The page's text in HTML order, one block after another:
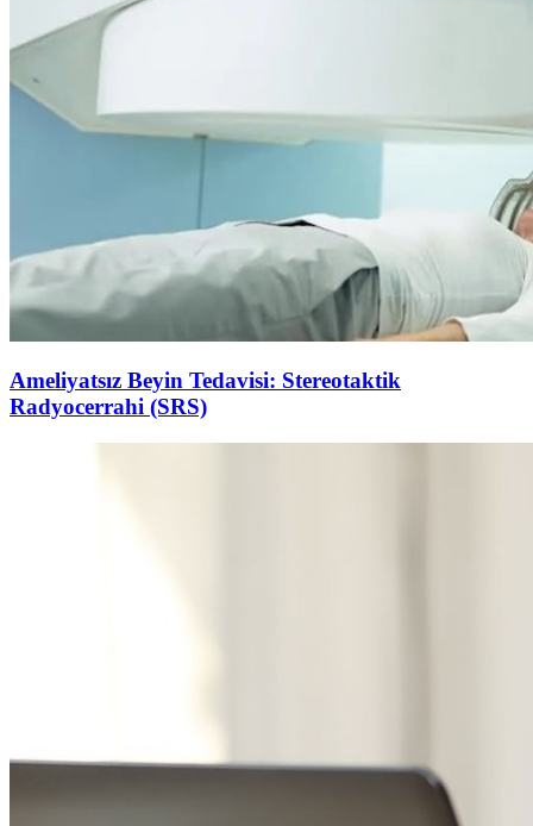
Ameliyatsız Beyin Tedavisi: Stereotaktik
Radyocerrahi (SRS)